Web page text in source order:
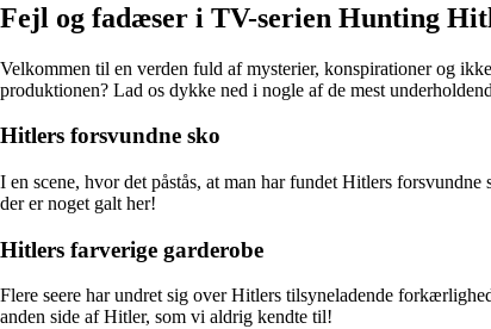
Fejl og fadæser i TV-serien Hunting
Velkommen til en verden fuld af mysterier, konspirationer og
produktionen? Lad os dykke ned i nogle af de mest
Hitlers forsvundne sko
I en scene, hvor det påstås, at man har fundet Hitlers
der er noget galt her!
Hitlers farverige garderobe
Flere seere har undret sig over Hitlers tilsyneladende
anden side af Hitler, som vi aldrig kendte til!